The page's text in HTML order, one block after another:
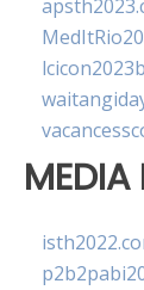
MEDIA